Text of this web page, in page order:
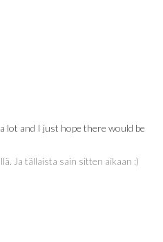
lot and I just hope there would be
Ja tällaista sain sitten aikaan :)